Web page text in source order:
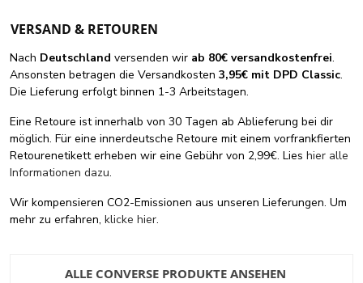
VERSAND & RETOUREN
Nach Deutschland versenden wir ab 80€ versandkostenfrei.
Ansonsten betragen die Versandkosten 3,95€ mit DPD Classic.
Die Lieferung erfolgt binnen 1-3 Arbeitstagen.
Eine Retoure ist innerhalb von 30 Tagen ab Ablieferung bei dir
möglich. Für eine innerdeutsche Retoure mit einem vorfrankfierten
Retourenetikett erheben wir eine Gebühr von 2,99€. Lies hier alle
Informationen dazu.
Wir kompensieren CO2-Emissionen aus unseren Lieferungen. Um
mehr zu erfahren, klicke hier.
ALLE CONVERSE PRODUKTE ANSEHEN